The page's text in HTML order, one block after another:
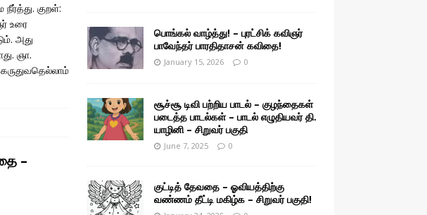
குறள்:
உரை
அது
ஞா.
–
பொங்கல் வாழ்த்து! – புரட்சிக் கவிஞர்
பாவேந்தர் பாரதிதாசன் கவிதை!
January 15, 2026 0
சூச்சூ டிவி பற்றிய பாடல் – குழந்தைகள்
படைத்த பாடல்கள் – பாடல் எழுதியவர் தி.
யாழினி – சிறுவர் பகுதி
June 7, 2025 0
குட்டித் தேவதை – ஓவியத்திற்கு
வண்ணம் தீட்டி மகிழ்க – சிறுவர் பகுதி!